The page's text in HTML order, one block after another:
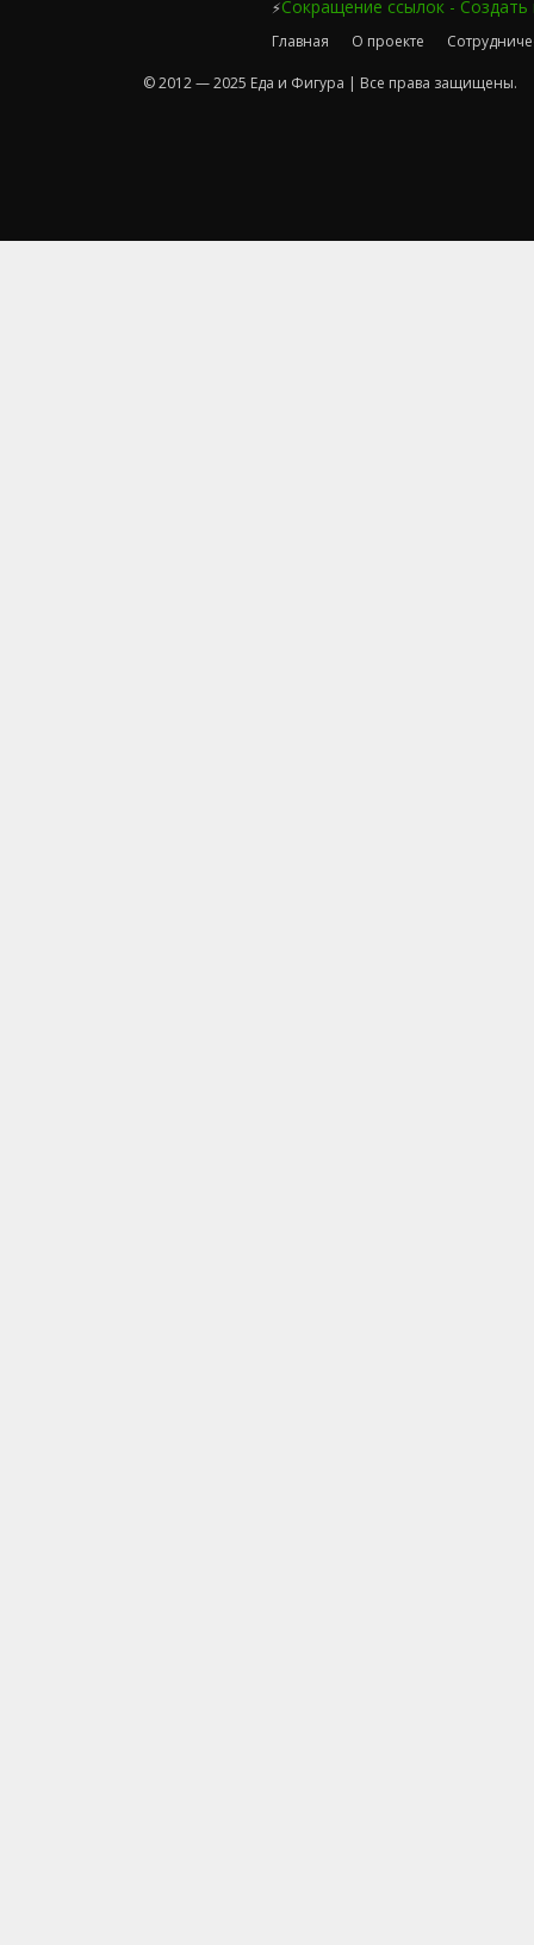
⚡Сокращение ссылок - Создать
Главная О проекте
© 2012 — 2025 Еда и Фигура | Все права защищены.